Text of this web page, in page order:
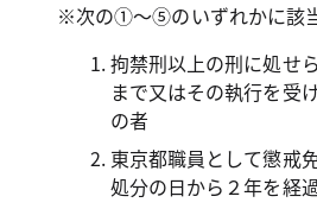
※次の①～⑤のいずれかに該
拘禁刑以上の刑に処せ
まで又はその執行を受
の者
東京都職員として懲戒
処分の日から２年を経